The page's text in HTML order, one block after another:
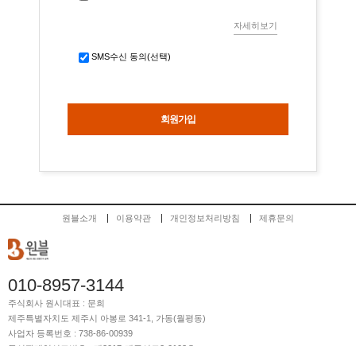
자세히보기
SMS수신 동의(선택)
원블소개 이용약관 개인정보처리방침 제휴문의
010-8957-3144
주식회사 원시대표 : 문희
제주특별자치도 제주시 아봉로 341-1, 가동(월평동)
사업자 등록번호 : 738-86-00939